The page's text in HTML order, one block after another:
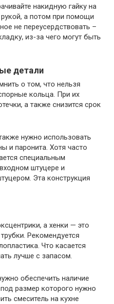
накидную гайку на
а потом при помощи
не переусердствовать –
из-за чего могут быть
детали
о том, что нельзя
кольца. При их
а также снизится срок
нужно использовать
и паронита. Хотя часто
специальным
штуцере и
Эта конструкция
а хенки — это
Рекомендуется
Что касается
лучше с запасом.
обеспечить наличие
размер которого нужно
смеситель на кухне